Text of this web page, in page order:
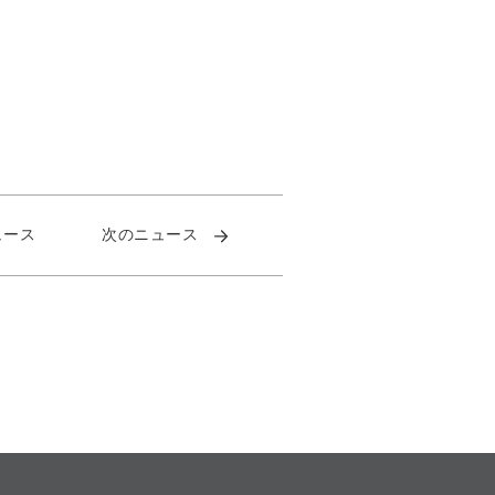
ス 次のニュース